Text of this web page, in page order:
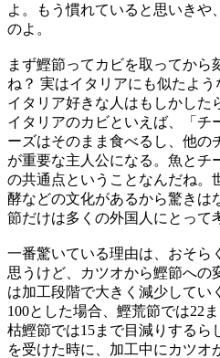
よ。もう慣れていると思いきや
のよ。
まず鰹節ってカビを取ってから
ね？ 実はイタリアにも似たよう
イタリア好きな人はもしかした
イタリアのカビといえば、「チ
ーズはそのまま食べるし、他の
が重要な主人公になる。魚とチ
の共通点ということなんだね。
酵などの文化があるから驚きは
節だけは多くの外国人にとって
一番驚いている理由は、おそら
思うけど、カツオから鰹節への
は加工段階で大きく減少してい
100とした場合、鰹荒節では22
枯鰹節では15まで目減りするら
を受けた時に、加工中にカツオ